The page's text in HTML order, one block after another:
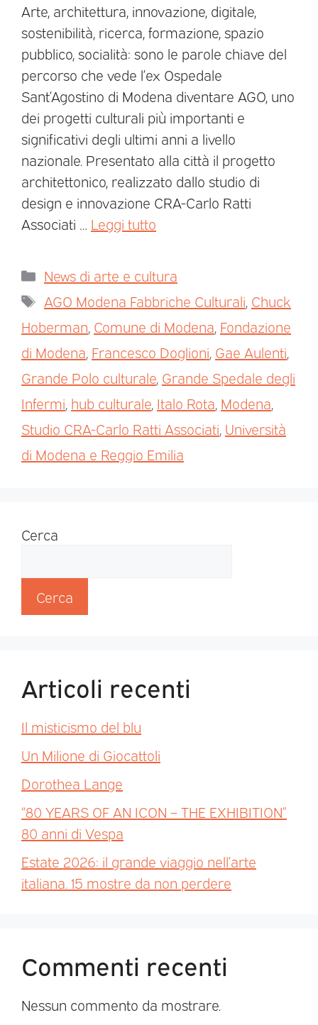
Arte, architettura, innovazione, digitale,
sostenibilità, ricerca, formazione, spazio
pubblico, socialità: sono le parole chiave del
percorso che vede l’ex Ospedale
Sant’Agostino di Modena diventare AGO, uno
dei progetti culturali più importanti e
significativi degli ultimi anni a livello
nazionale. Presentato alla città il progetto
architettonico, realizzato dallo studio di
design e innovazione CRA-Carlo Ratti
Associati … Leggi tutto
News di arte e cultura
AGO Modena Fabbriche Culturali Chuck
Hoberman Comune di Modena Fondazione
di Modena Francesco Doglioni Gae Aulenti
Grande Polo culturale Grande Spedale degli
Infermi hub culturale Italo Rota Modena
Studio CRA-Carlo Ratti Associati Università
di Modena e Reggio Emilia
Cerca
Cerca
Articoli recenti
Il misticismo del blu
Un Milione di Giocattoli
Dorothea Lange
“80 YEARS OF AN ICON – THE EXHIBITION”
80 anni di Vespa
Estate 2026: il grande viaggio nell’arte
italiana. 15 mostre da non perdere
Commenti recenti
Nessun commento da mostrare.